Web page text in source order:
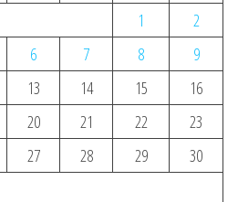
1
2
6 7 8
9
13 14 15
16
20 21 22
23
27 28 29
30